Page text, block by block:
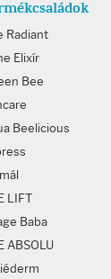
Radiant
Elixír
Bee
Beelicious
LIFT
Baba
ABSOLU